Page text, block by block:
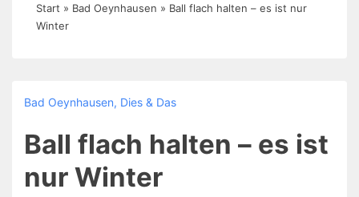
Start » Bad Oeynhausen » Ball flach halten – es ist nur
Winter
Bad Oeynhausen, Dies & Das
Ball flach halten – es ist
nur Winter